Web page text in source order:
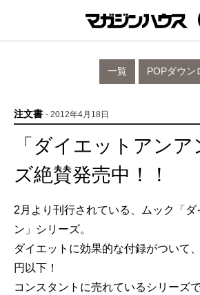
POPダウン
一覧
注文書 - 2012年4月18日
「ダイエットアン
ズ絶賛発売中！！
2月より刊行されている、ムック「ダ
ン」シリーズ。
ダイエットに効果的な付録がついて
円以下！
コンスタントに売れているシリーズで